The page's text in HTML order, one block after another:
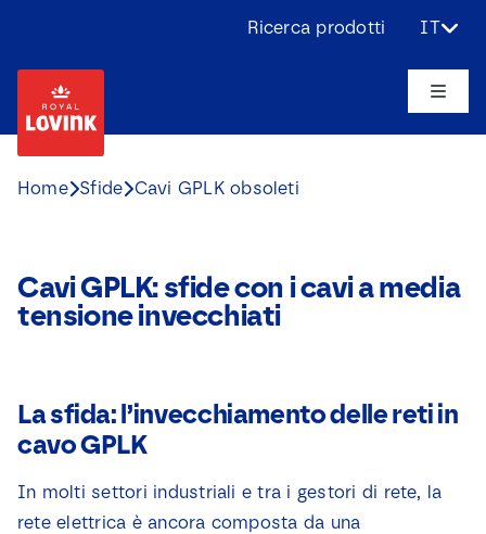
content
Ricerca prodotti IT
Toggle
Applicazioni
Progetti
Home Sfide Cavi GPLK obsoleti
Cavi GPLK: sfide con i cavi a media
tensione invecchiati
La sfida: l’invecchiamento delle reti in
cavo GPLK
In molti settori industriali e tra i gestori di rete, la
rete elettrica è ancora composta da una